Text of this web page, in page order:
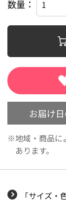
数量
お届け
地域・商品に
あります。
「サイズ